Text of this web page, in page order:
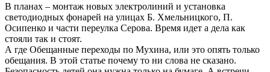
В планах – монтаж новых электролиний и установка
светодиодных фонарей на улицах Б. Хмельницкого, П.
Осипенко и части переулка Серова. Время идет а дела как
стояли так и стоят.
А где Обещанные переходы по Мухина, или это опять только
обещания. В этой статье почему то ни слова не сказано.